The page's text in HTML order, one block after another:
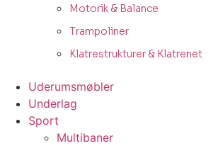
Motorik & Balance
Trampoliner
Klatrestrukturer & Klatrenet
Uderumsmøbler
Underlag
Sport
Multibaner